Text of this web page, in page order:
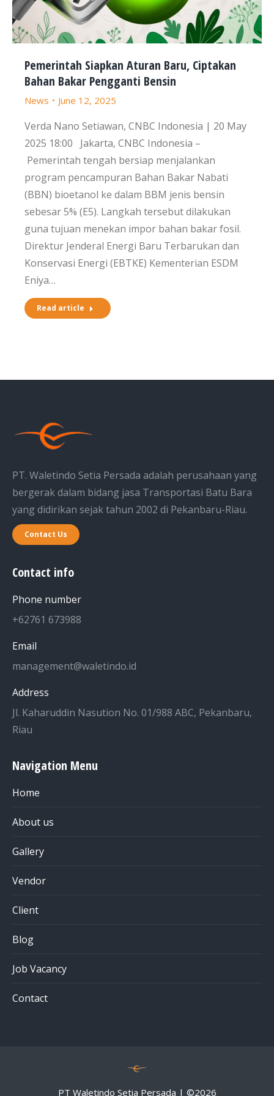
Pemerintah Siapkan Aturan Baru, Ciptakan
Bahan Bakar Pengganti Bensin
News June 12, 2025
Verda Nano Setiawan, CNBC Indonesia | 20 May
2025 18:00 Jakarta, CNBC Indonesia –
Pemerintah tengah bersiap menjalankan
program pencampuran Bahan Bakar Nabati
(BBN) bioetanol ke dalam BBM jenis bensin
sebesar 5% (E5). Langkah tersebut dilakukan
guna tujuan menekan impor bahan bakar fosil.
Direktur Jenderal Energi Baru Terbarukan dan
Konservasi Energi (EBTKE) Kementerian ESDM
Eniya…
Read article
PT. Waletindo Setia Persada adalah perusahaan yang
bergerak dalam bidang jasa Transportasi Batu Bara
yang didirikan sejak tahun 2002 di Pekanbaru-Riau.
Contact Us
Contact info
Phone number
+62761 673988
Email
management@waletindo.id
Address
Jl. Kaharuddin Nasution No. 01/988 ABC, Pekanbaru,
Riau
Navigation Menu
Home
About us
Gallery
Vendor
Client
Blog
Job Vacancy
Contact
PT Waletindo Setia Persada | ©2026